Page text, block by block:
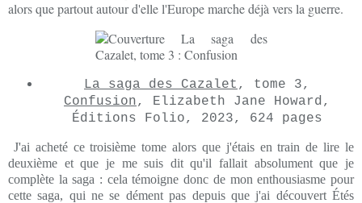
alors que partout autour d'elle l'Europe marche déjà vers la guerre.
La saga des Cazalet , tome 3,
Confusion, Elizabeth Jane Howard,
Éditions Folio, 2023, 624 pages
J'ai acheté ce troisième tome alors que j'étais en train de lire le
deuxième et que je me suis dit qu'il fallait absolument que je
complète la saga : cela témoigne donc de mon enthousiasme pour
cette saga, qui ne se dément pas depuis que j'ai découvert Étés